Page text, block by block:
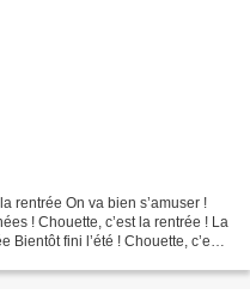
rentrée On va bien s’amuser !
! Chouette, c’est la rentrée ! La
Bientôt fini l’été ! Chouette, c’est